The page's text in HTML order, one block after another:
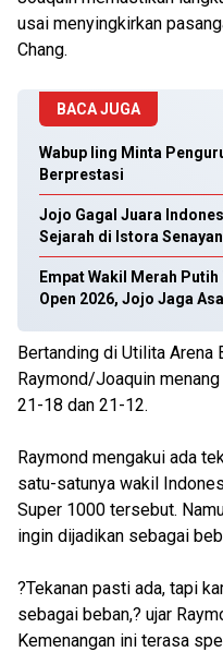
usai menyingkirkan
Chang.
BACA JUGA
Wabup Iing Minta
Berprestasi
Jojo Gagal Juara
Sejarah di Istora Senayan
Empat Wakil Merah
Open 2026, Jojo Jaga
Bertanding di Utilita Arena
Raymond/Joaquin
21-18 dan 21-12.
Raymond mengakui ada
satu-satunya wakil
Super 1000 tersebut.
ingin dijadikan sebagai
?Tekanan pasti ada, tapi
sebagai beban,? ujar
Kemenangan ini terasa